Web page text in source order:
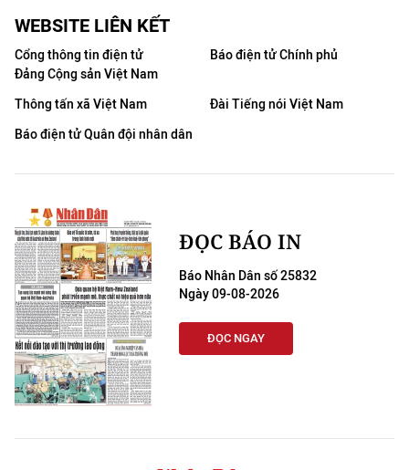
WEBSITE LIÊN KẾT
Cổng thông tin điện tử
Đảng Cộng sản Việt Nam
Báo điện tử Chính phủ
Thông tấn xã Việt Nam
Đài Tiếng nói Việt Nam
Báo điện tử Quân đội nhân dân
ĐỌC BÁO IN
Báo Nhân Dân số 25832
Ngày 09-08-2026
ĐỌC NGAY